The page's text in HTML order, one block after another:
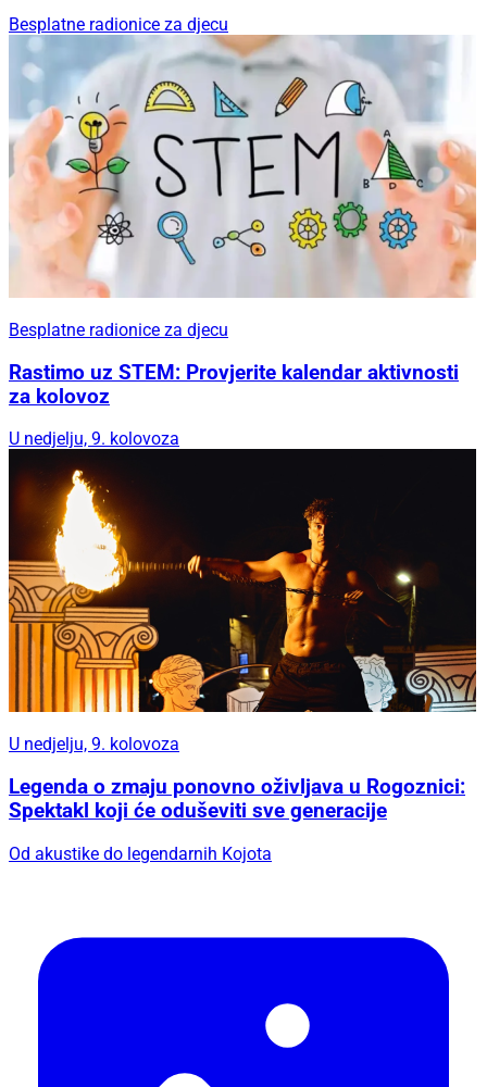
Besplatne radionice za djecu
Besplatne radionice za djecu
Rastimo uz STEM: Provjerite kalendar aktivnosti
za kolovoz
U nedjelju, 9. kolovoza
U nedjelju, 9. kolovoza
Legenda o zmaju ponovno oživljava u Rogoznici:
Spektakl koji će oduševiti sve generacije
Od akustike do legendarnih Kojota